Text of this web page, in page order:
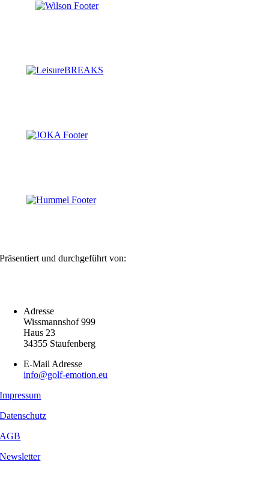
Präsentiert und durchgeführt von:
Adresse
Wissmannshof 999
Haus 23
34355 Staufenberg
E-Mail Adresse
info@golf-emotion.eu
Impressum
Datenschutz
AGB
Newsletter